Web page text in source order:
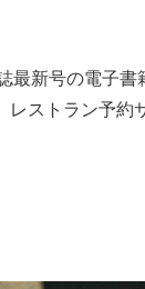
最新号の電子書
ストラン予約